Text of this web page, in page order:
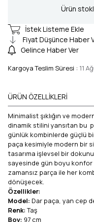
Ürün
İstek Listeme Ekle
Fiyat Düşünce Haber
Gelince Haber Ver
Kargoya Teslim Süresi : 11
ÜRÜN ÖZELLIKLERI
Minimalist şıklığın ve
dinamik stilini yansıtan bu
günlük kombinlerde güçlü
paça kesimiyle modern bir
tasarıma işlevsel bir
sayesinde gün boyu
zamansız parça ile her
dönüşecek.
Özellikler:
Model: Dar paça, yan cep
Renk:Taş
Boy: 97 cm